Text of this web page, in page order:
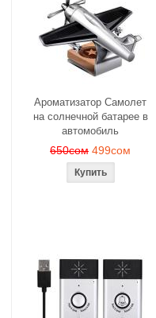
Ароматизатор Самолет
на солнечной батарее в
автомобиль
650сом 499сом